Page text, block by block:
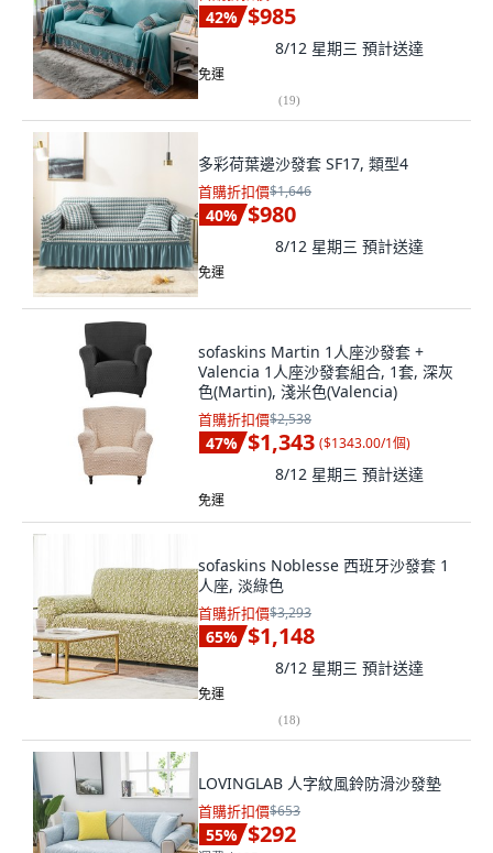
42% $985
8/12 星期三 預計送達
免運
(19)
多彩荷葉邊沙發套 SF17, 類型4
首購折扣價$1,646
40% $980
8/12 星期三 預計送達
免運
sofaskins Martin 1人座沙發套 +
Valencia 1人座沙發套組合, 1套, 深灰
色(Martin), 淺米色(Valencia)
首購折扣價$2,538
47% $1,343 ($1343.00/1個)
8/12 星期三 預計送達
免運
sofaskins Noblesse 西班牙沙發套 1
人座, 淡綠色
首購折扣價$3,293
65% $1,148
8/12 星期三 預計送達
免運
(18)
LOVINGLAB 人字紋風鈴防滑沙發墊
首購折扣價$653
55% $292